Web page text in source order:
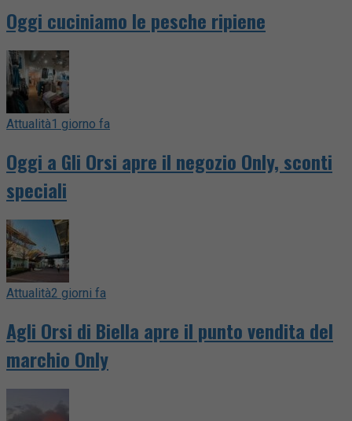
Oggi cuciniamo le pesche ripiene
Attualità1 giorno fa
Oggi a Gli Orsi apre il negozio Only, sconti
speciali
Attualità2 giorni fa
Agli Orsi di Biella apre il punto vendita del
marchio Only